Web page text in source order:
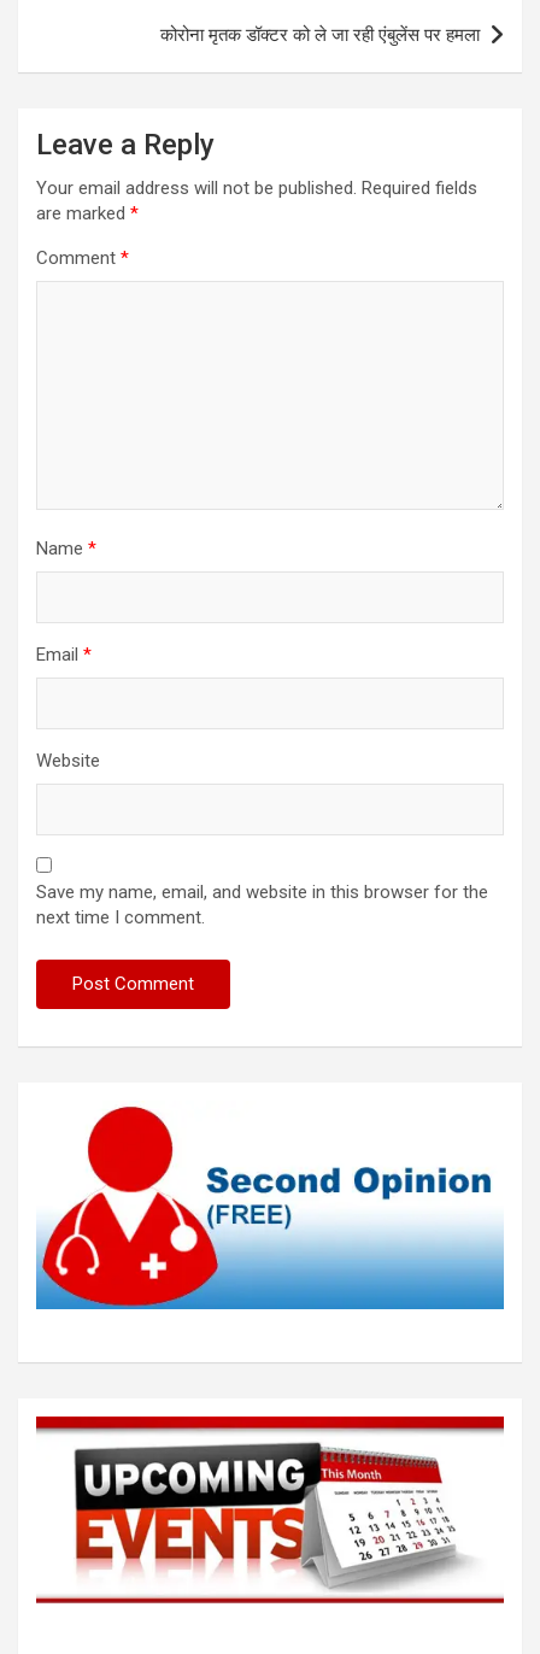
कोरोना मृतक डॉक्टर को ले जा रही एंबुलेंस पर हमला
Leave a Reply
Your email address will not be published. Required fields
are marked *
Comment *
Name *
Email *
Website
Save my name, email, and website in this browser for the
next time I comment.